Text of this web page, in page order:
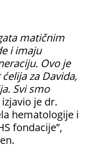
matičnim
i imaju
Ovo je
za Davida,
Svi smo
izjavio je dr.
hematologije i
fondacije”,